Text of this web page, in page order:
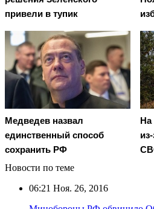
привели в тупик
Медведев назвал
единственный способ
сохранить РФ
На
Новости по теме
06:21 Ноя. 26, 2016